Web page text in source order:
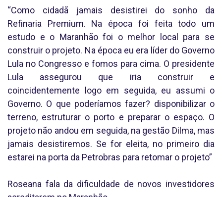
“Como cidadã jamais desistirei do sonho da
Refinaria Premium. Na época foi feita todo um
estudo e o Maranhão foi o melhor local para se
construir o projeto. Na época eu era líder do Governo
Lula no Congresso e fomos para cima. O presidente
Lula assegurou que iria construir e
coincidentemente logo em seguida, eu assumi o
Governo. O que poderíamos fazer? disponibilizar o
terreno, estruturar o porto e preparar o espaço. O
projeto não andou em seguida, na gestão Dilma, mas
jamais desistiremos. Se for eleita, no primeiro dia
estarei na porta da Petrobras para retomar o projeto”
Roseana fala da dificuldade de novos investidores